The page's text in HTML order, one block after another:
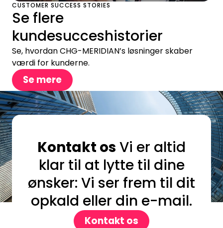
CUSTOMER SUCCESS STORIES
Se flere
kundesucceshistorier
Se, hvordan CHG-MERIDIAN’s løsninger skaber
værdi for kunderne.
Se mere
Kontakt os Vi er altid
klar til at lytte til dine
ønsker: Vi ser frem til dit
opkald eller din e-mail.
Kontakt os